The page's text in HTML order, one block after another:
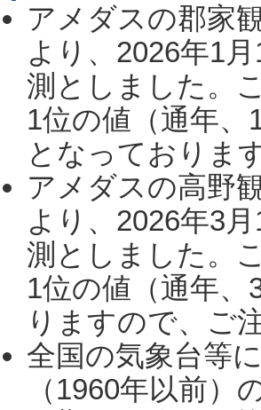
アメダスの郡家
より、2026年1
測としました。
1位の値（通年
となっておりま
アメダスの高野
より、2026年3
測としました。
1位の値（通年
りますので、ご
全国の気象台等
（1960年以前